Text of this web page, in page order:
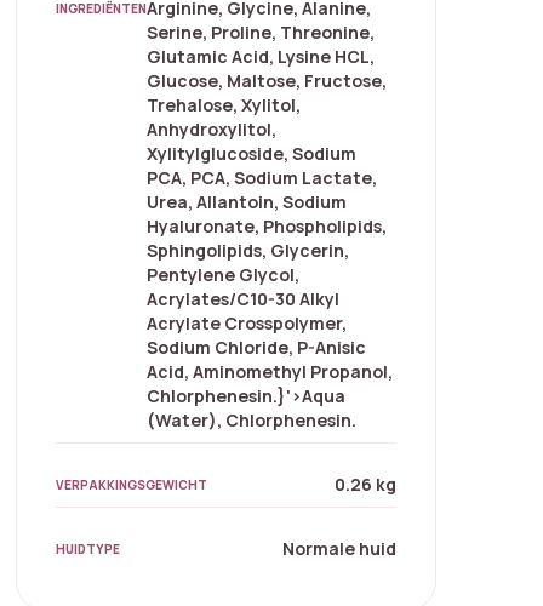
INGREDIËNTENArginine, Glycine, Alanine,
Serine, Proline, Threonine,
Glutamic Acid, Lysine HCL,
Glucose, Maltose, Fructose,
Trehalose, Xylitol,
Anhydroxylitol,
Xylitylglucoside, Sodium
PCA, PCA, Sodium Lactate,
Urea, Allantoin, Sodium
Hyaluronate, Phospholipids,
Sphingolipids, Glycerin,
Pentylene Glycol,
Acrylates/C10-30 Alkyl
Acrylate Crosspolymer,
Sodium Chloride, P-Anisic
Acid, Aminomethyl Propanol,
Chlorphenesin.}'>Aqua
(Water), Chlorphenesin.
VERPAKKINGSGEWICHT 0.26 kg
HUIDTYPE Normale huid